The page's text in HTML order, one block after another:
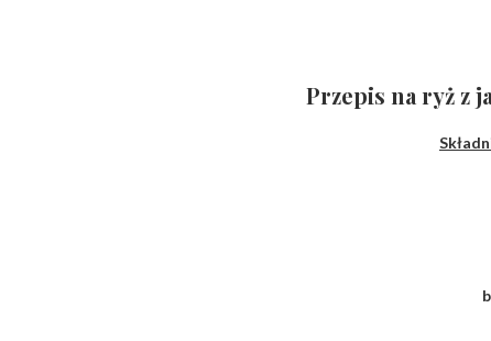
Przepis na ryż z